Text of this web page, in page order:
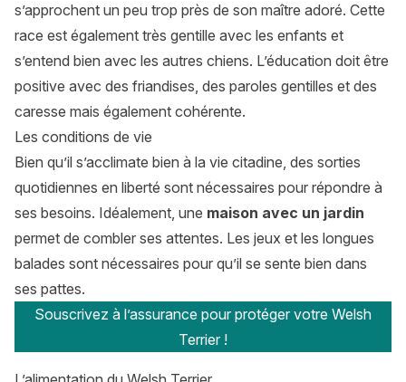
s’approchent un peu trop près de son maître adoré. Cette
race est également très gentille avec les enfants et
s’entend bien avec les autres chiens. L’éducation doit être
positive avec des friandises, des paroles gentilles et des
caresse mais également cohérente.
Les conditions de vie
Bien qu’il s’acclimate bien à la vie citadine, des sorties
quotidiennes en liberté sont nécessaires pour répondre à
ses besoins. Idéalement, une maison avec un jardin
permet de combler ses attentes. Les jeux et les longues
balades sont nécessaires pour qu’il se sente bien dans
ses pattes.
Souscrivez à l’assurance pour protéger votre Welsh
Terrier !